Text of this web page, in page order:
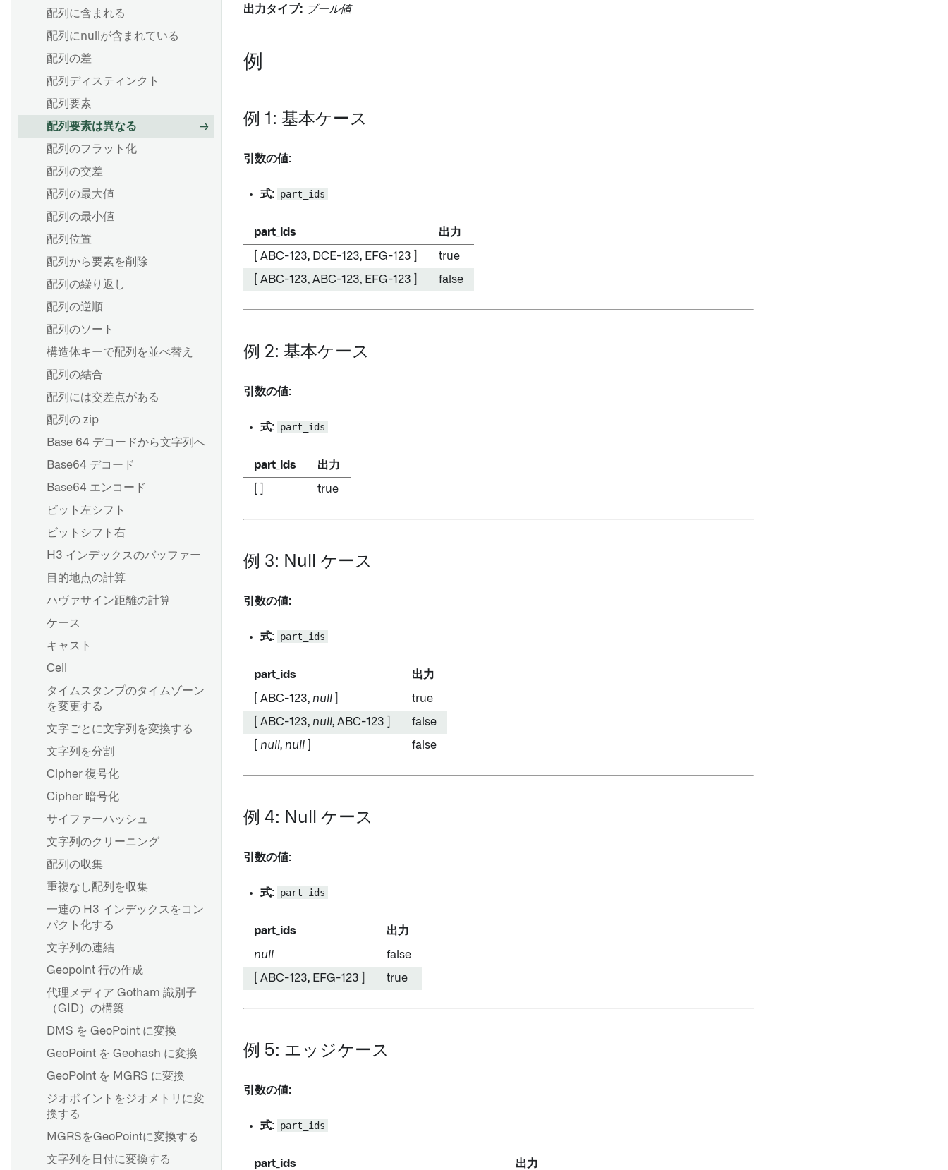
ソースの探索
Foundry SAP 同期
負荷についての考察
インクリメンタル更新
SAP オブジェクトタイプ
ダイナミックフィルター
SAP からロングテキストを抽
設定
BEx クエリ
Extractors
関数
トランザクションコードとレ
ポートの抽出
SAPからHANAビューを取り
しとOAuth 2.0
チ
パフォーマンスの検討事項
Foundry Streaming によるコ
ンピュート使用量
ストリーミングキー
概要
スケジュールを作成する
スケジュールの表示と変更
スケジュールの探索と管理
一般的なスケジューリング設
定
トリガータイプのリファレン
ス
トラブルシューティングリフ
ァレンス
マーケットプレイス商品にス
ケジュールを追加 [ベータ]
Logic Flows
接続フローの作成
Compassファイルリスター
推奨されるプロジェクトとチ
セス
スケジューリングのベストプ
ラクティス
プロダクションパイプライン
概要
CSVまたはJSONファイルのス
イダンス
継承されたマーキングと組織
の削除
Pipeline Builder で一意の ID
joins.md
Pipeline Builder で LLM ノー
ドを使用する
頻出パターンのマイニング
概要
データセット出力を追加する
オントロジー出力を追加する
ジオテンポラルシリーズ出力
する
パラメーター
ビルド設定
カスタム関数の作成
ノードの表示と非表示
Pipeline Builder におけるフ
ォルダー
カラーグループ
Checkpoints
ジョブグループ
パイプラインコードのエクス
概要
ブランチの作成
変更案を提案する
変更を承認する
ブランチ保護
フォールバックブランチ
概要
スケジュールの作成
Scheduler の AIP 機能
データ期待値
データのヘルスチェックを設
定する
Pipeline Builderにおける単体
テスト
配列に含まれる
配列にnullが含まれている
配列の差
配列ディスティンクト
配列要素
配列要素は異なる
配列のフラット化
配列の交差
配列の最大値
配列の最小値
配列位置
配列から要素を削除
配列の繰り返し
配列の逆順
配列のソート
構造体キーで配列を並べ替え
配列の結合
配列には交差点がある
配列の zip
Base 64 デコードから文字列へ
Base64 デコード
Base64 エンコード
ビット左シフト
ビットシフト右
H3 インデックスのバッファー
目的地点の計算
ハヴァサイン距離の計算
ケース
キャスト
Ceil
タイムスタンプのタイムゾーン
を変更する
文字ごとに文字列を変換する
文字列を分割
Cipher 復号化
Cipher 暗号化
サイファーハッシュ
文字列のクリーニング
配列の収集
重複なし配列を収集
一連の H3 インデックスをコン
パクト化する
文字列の連結
Geopoint 行の作成
代理メディア Gotham 識別子
（GID）の構築
DMS を GeoPoint に変換
GeoPoint を Geohash に変換
GeoPoint を MGRS に変換
ジオポイントをジオメトリに変
換する
MGRSをGeoPointに変換する
文字列を日付に変換する
出力タイプ: ブール値
例
例 1: 基本ケース
引数の値:
式: part_ids
part_ids 出力
[ ABC-123, DCE-123, EFG-123 ] true
[ ABC-123, ABC-123, EFG-123 ] false
例 2: 基本ケース
引数の値:
式: part_ids
part_ids 出力
true
例 3: Null ケース
引数の値:
式: part_ids
part_ids 出力
[ ABC-123, null true
[ ABC-123, null, ABC-123 ] false
null, null false
例 4: Null ケース
引数の値:
式: part_ids
part_ids 出力
null false
[ ABC-123, EFG-123 ] true
例 5: エッジケース
引数の値:
式: part_ids
part_ids 出力